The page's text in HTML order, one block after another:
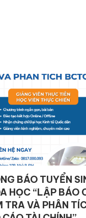
BÁO TUYỂN
HỌC “LẬP BÁO
TRA VÀ PHÂN